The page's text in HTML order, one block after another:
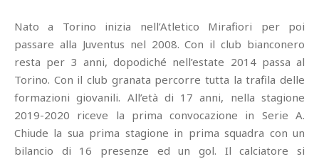
Nato a Torino inizia nell’Atletico Mirafiori per poi
passare alla Juventus nel 2008. Con il club bianconero
resta per 3 anni, dopodiché nell’estate 2014 passa al
Torino. Con il club granata percorre tutta la trafila delle
formazioni giovanili. All’età di 17 anni, nella stagione
2019-2020 riceve la prima convocazione in Serie A.
Chiude la sua prima stagione in prima squadra con un
bilancio di 16 presenze ed un gol. Il calciatore si